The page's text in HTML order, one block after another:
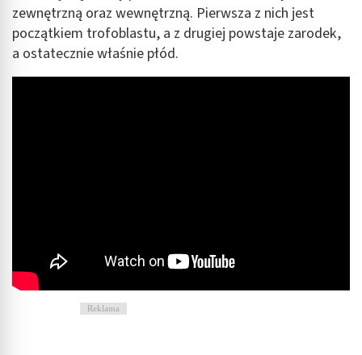
zewnętrzną oraz wewnętrzną. Pierwsza z nich jest
początkiem trofoblastu, a z drugiej powstaje zarodek,
a ostatecznie właśnie płód.
Reklama